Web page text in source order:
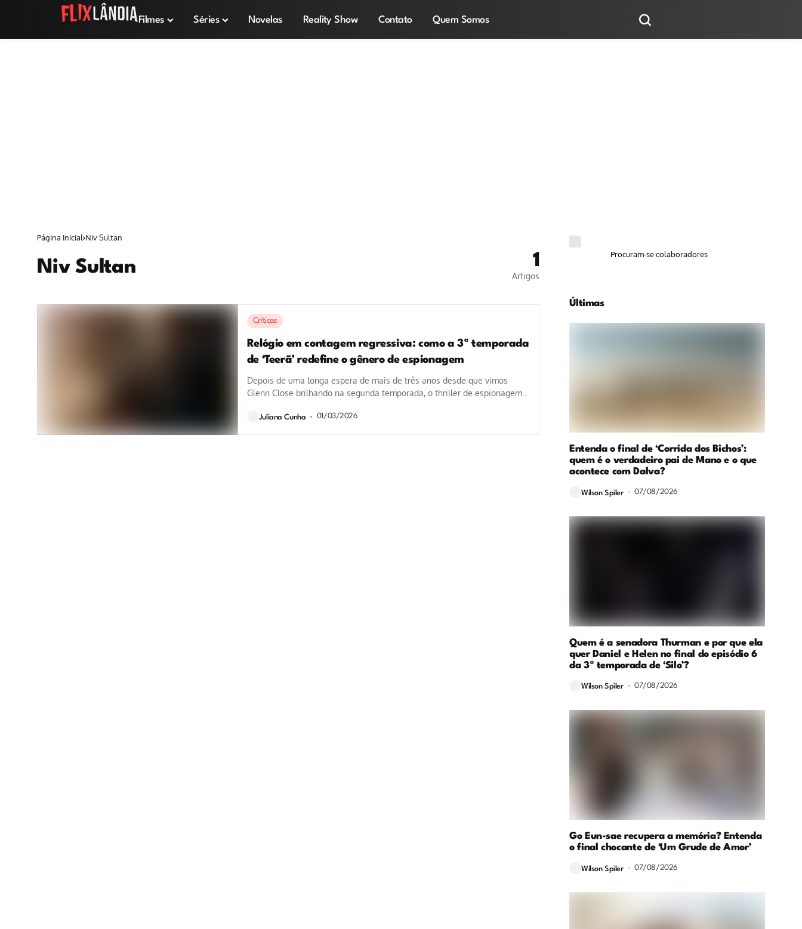
Filmes Séries Novelas Reality Show Contato Quem Somos
Página Inicial Niv Sultan
Niv Sultan 1
Artigos
Críticas
Relógio em contagem regressiva: como a 3ª temporada
de ‘Teerã’ redefine o gênero de espionagem
Depois de uma longa espera de mais de três anos desde que vimos
Glenn Close brilhando na segunda temporada, o thriller de espionagem...
Juliana Cunha 01/03/2026
Procuram-se colaboradores
Últimas
Entenda o final de ‘Corrida dos Bichos’:
quem é o verdadeiro pai de Mano e o que
acontece com Dalva?
Wilson Spiler 07/08/2026
Quem é a senadora Thurman e por que ela
quer Daniel e Helen no final do episódio 6
da 3ª temporada de ‘Silo’?
Wilson Spiler 07/08/2026
Go Eun-sae recupera a memória? Entenda
o final chocante de ‘Um Grude de Amor’
Wilson Spiler 07/08/2026